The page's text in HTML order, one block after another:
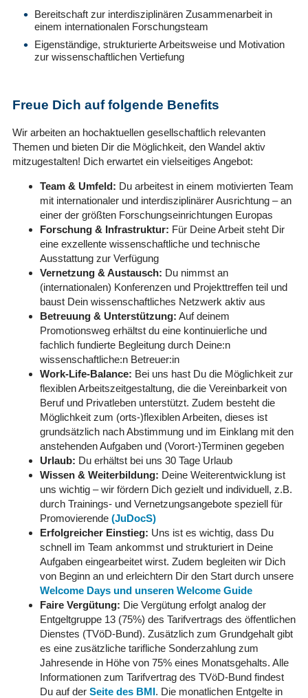
Bereitschaft zur interdisziplinären Zusammenarbeit in
einem internationalen Forschungsteam
Eigenständige, strukturierte Arbeitsweise und Motivation
zur wissenschaftlichen Vertiefung
Freue Dich auf folgende Benefits
Wir arbeiten an hochaktuellen gesellschaftlich relevanten
Themen und bieten Dir die Möglichkeit, den Wandel aktiv
mitzugestalten! Dich erwartet ein vielseitiges Angebot:
Team & Umfeld: Du arbeitest in einem motivierten Team
mit internationaler und interdisziplinärer Ausrichtung – an
einer der größten Forschungseinrichtungen Europas
Forschung & Infrastruktur: Für Deine Arbeit steht Dir
eine exzellente wissenschaftliche und technische
Ausstattung zur Verfügung
Vernetzung & Austausch: Du nimmst an
(internationalen) Konferenzen und Projekttreffen teil und
baust Dein wissenschaftliches Netzwerk aktiv aus
Betreuung & Unterstützung: Auf deinem
Promotionsweg erhältst du eine kontinuierliche und
fachlich fundierte Begleitung durch Deine:n
wissenschaftliche:n Betreuer:in
Work-Life-Balance: Bei uns hast Du die Möglichkeit zur
flexiblen Arbeitszeitgestaltung, die die Vereinbarkeit von
Beruf und Privatleben unterstützt. Zudem besteht die
Möglichkeit zum (orts-)flexiblen Arbeiten, dieses ist
grundsätzlich nach Abstimmung und im Einklang mit den
anstehenden Aufgaben und (Vorort-)Terminen gegeben
Urlaub: Du erhältst bei uns 30 Tage Urlaub
Wissen & Weiterbildung: Deine Weiterentwicklung ist
uns wichtig – wir fördern Dich gezielt und individuell, z.B.
durch Trainings- und Vernetzungsangebote speziell für
Promovierende (JuDocS)
Erfolgreicher Einstieg: Uns ist es wichtig, dass Du
schnell im Team ankommst und strukturiert in Deine
Aufgaben eingearbeitet wirst. Zudem begleiten wir Dich
von Beginn an und erleichtern Dir den Start durch unsere
Welcome Days und unseren Welcome Guide
Faire Vergütung: Die Vergütung erfolgt analog der
Entgeltgruppe 13 (75%) des Tarifvertrags des öffentlichen
Dienstes (TVöD-Bund). Zusätzlich zum Grundgehalt gibt
es eine zusätzliche tarifliche Sonderzahlung zum
Jahresende in Höhe von 75% eines Monatsgehalts. Alle
Informationen zum Tarifvertrag des TVöD-Bund findest
Du auf der Seite des BMI . Die monatlichen Entgelte in